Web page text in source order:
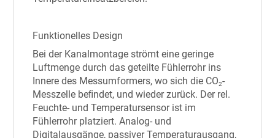
Funktionelles Design
Bei der Kanalmontage strömt eine geringe
Luftmenge durch das geteilte Fühlerrohr ins
Innere des Messumformers, wo sich die CO2-
Messzelle beﬁndet, und wieder zurück. Der rel.
Feuchte- und Temperatursensor ist im
Fühlerrohr platziert. Analog- und
Digitalausgänge, passiver Temperaturausgang,